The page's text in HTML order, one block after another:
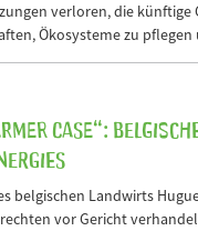
verloren, die
Ökosysteme zu
Case“:
belgischen Landwirts
vor Gericht